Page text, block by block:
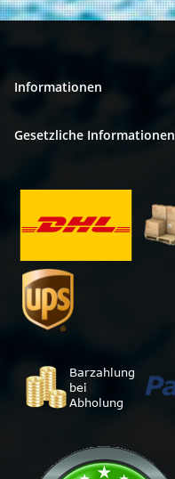
Informationen
Gesetzliche Informationen